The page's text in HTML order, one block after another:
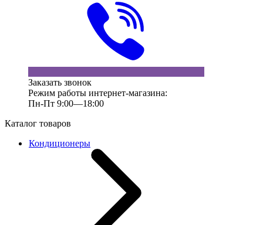
Заказать звонок
Режим работы интернет-магазина:
Пн-Пт 9:00—18:00
Каталог товаров
Кондиционеры